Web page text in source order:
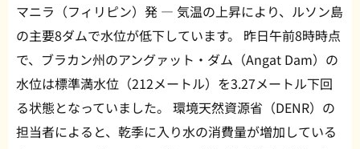
マニラ（フィリピン）発 — 気温の上昇により、ルソン島
の主要8ダムで水位が低下しています。 昨日午前8時時点
で、ブラカン州のアングァット・ダム（Angat Dam）の
水位は標準満水位（212メートル）を3.27メートル下回
る状態となっていました。 環境天然資源省（DENR）の
担当者によると、乾季に入り水の消費量が増加している